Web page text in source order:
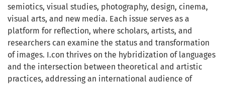
semiotics, visual studies, photography, design, cinema,
visual arts, and new media. Each issue serves as a
platform for reflection, where scholars, artists, and
researchers can examine the status and transformation
of images. I.con thrives on the hybridization of languages
and the intersection between theoretical and artistic
practices, addressing an international audience of